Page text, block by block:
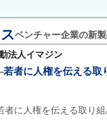
ベンチャー企業の新
法人イマジン
者に人権を伝える
に人権を伝える取り